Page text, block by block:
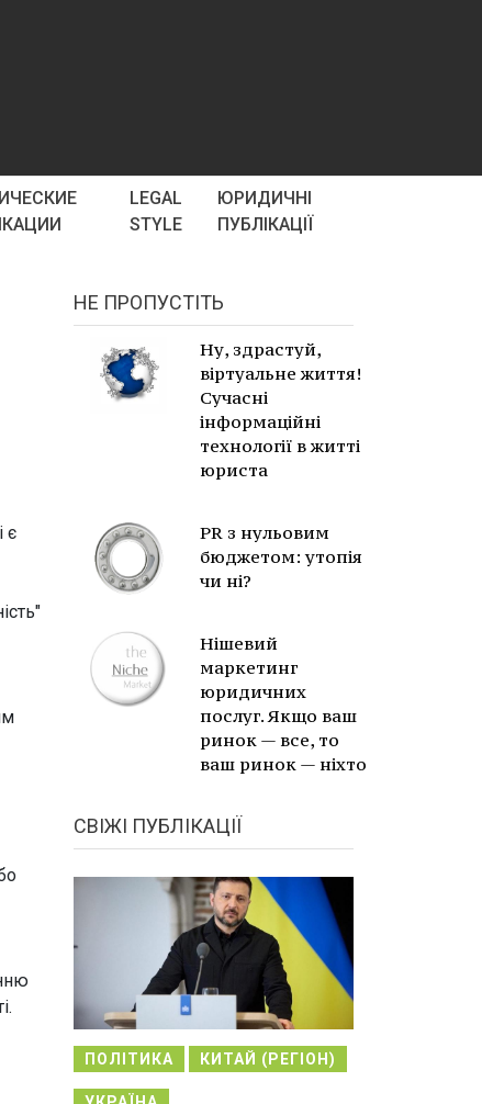
LEGAL
STYLE
ЮРИДИЧНІ
ПУБЛІКАЦІЇ
є
НЕ ПРОПУСТІТЬ
Ну, здрастуй,
віртуальне життя!
Сучасні
інформаційні
технології в житті
юриста
PR з нульовим
бюджетом: утопія
чи ні?
Нішевий
маркетинг
юридичних
послуг. Якщо ваш
ринок — все, то
ваш ринок — ніхто
СВІЖІ ПУБЛІКАЦІЇ
ПОЛІТИКА КИТАЙ (РЕГІОН)